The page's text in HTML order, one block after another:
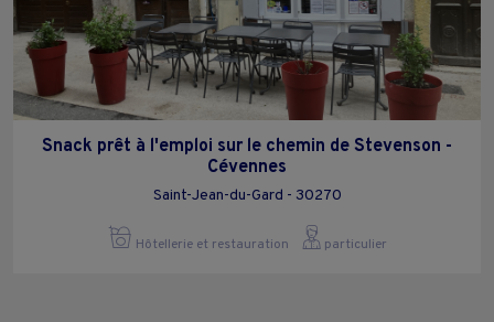
Snack prêt à l'emploi sur le chemin de Stevenson -
Cévennes
Saint-Jean-du-Gard - 30270
Hôtellerie et restauration particulier